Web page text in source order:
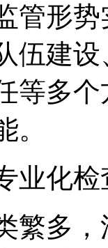
管形
伍建
等多
业化
繁多